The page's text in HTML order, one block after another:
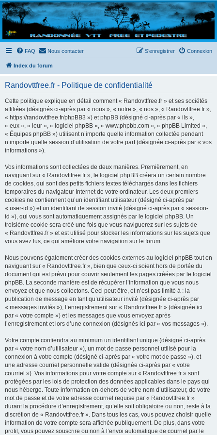
Randovttfree.fr
Bienvenue sur le site des randos vtt et pédestre de Bretagne . Bonne navigation sur le site
et bonnes randos dans l'Ouest !
FAQ Nous contacter Connexion
S’enregistrer
Index du forum
Randovttfree.fr - Politique de confidentialité
Cette politique explique en détail comment « Randovttfree.fr » et ses sociétés
affiliées (désignés ci-après par « nous », « notre », « nos », « Randovttfree.fr »,
« https://randovttfree.fr/phpBB3 ») et phpBB (désigné ci-après par « ils »,
« eux », « leur », « logiciel phpBB », « www.phpbb.com », « phpBB Limited »,
« Équipes phpBB ») utilisent n’importe quelle information collectée pendant
n’importe quelle session d’utilisation de votre part (désignée ci-après par « vos
informations »).
Vos informations sont collectées de deux manières. Premièrement, en
naviguant sur « Randovttfree.fr », le logiciel phpBB créera un certain nombre
de cookies, qui sont des petits fichiers textes téléchargés dans les fichiers
temporaires du navigateur Internet de votre ordinateur. Les deux premiers
cookies ne contiennent qu’un identifiant utilisateur (désigné ci-après par
« user-id ») et un identifiant de session invité (désigné ci-après par « session-
id »), qui vous sont automatiquement assignés par le logiciel phpBB. Un
troisième cookie sera créé une fois que vous naviguerez sur les sujets de
« Randovttfree.fr » et est utilisé pour stocker les informations sur les sujets que
vous avez lus, ce qui améliore votre navigation sur le forum.
Nous pouvons également créer des cookies externes au logiciel phpBB tout en
naviguant sur « Randovttfree.fr », bien que ceux-ci soient hors de portée du
document qui est prévu pour couvrir seulement les pages créées par le logiciel
phpBB. La seconde manière est de récupérer l’information que vous nous
envoyez et que nous collectons. Ceci peut être, et n’est pas limité à : la
publication de message en tant qu’utilisateur invité (désignée ci-après par
« messages invités »), l’enregistrement sur « Randovttfree.fr » (désignée ici
par « votre compte ») et les messages que vous envoyez après
l’enregistrement et lors d’une connexion (désignés ici par « vos messages »).
Votre compte contiendra au minimum un identifiant unique (désigné ci-après
par « votre nom d’utilisateur »), un mot de passe personnel utilisé pour la
connexion à votre compte (désigné ci-après par « votre mot de passe »), et
une adresse courriel personnelle valide (désignée ci-après par « votre
courriel »). Vos informations pour votre compte sur « Randovttfree.fr » sont
protégées par les lois de protection des données applicables dans le pays qui
nous héberge. Toute information en-dehors de votre nom d’utilisateur, de votre
mot de passe et de votre adresse courriel requise par « Randovttfree.fr »
durant la procédure d’enregistrement, qu’elle soit obligatoire ou non, reste à la
discrétion de « Randovttfree.fr ». Dans tous les cas, vous pouvez choisir quelle
information de votre compte sera affichée publiquement. De plus, dans votre
profil, vous pouvez souscrire ou non à l’envoi automatique de courriel par le